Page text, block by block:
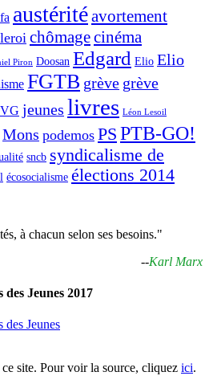
austéritéavortement
chômagecinéma
Piron Doosan Edgard Elio Elio
FGTB grève grève
jeunes livres Léon Lesoil
Mons podemos PS PTB-GO!
sncb syndicalisme de
écosocialisme élections 2014
à chacun selon ses besoins."
--Karl Marx
Jeunes 2017
site. Pour voir la source, cliquez ici.